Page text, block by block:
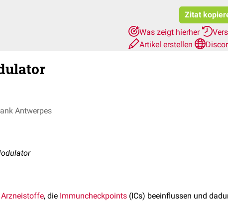
Zitat
Was zeigt hierher
Artikel erstellen
Antwerpes
Arzneistoffe, die Immuncheckpoints (ICs) beeinflussen und